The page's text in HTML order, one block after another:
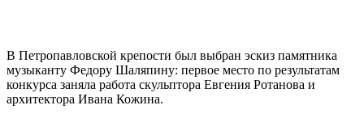
В Петропавловской крепости был выбран эскиз памятника
музыканту Федору Шаляпину: первое место по результатам
конкурса заняла работа скульптора Евгения Ротанова и
архитектора Ивана Кожина.